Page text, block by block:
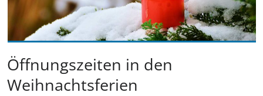
Öffnungszeiten in den
Weihnachtsferien